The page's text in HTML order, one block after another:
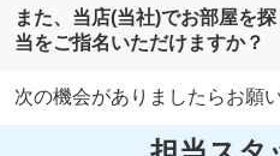
また、当店(当社)でお部屋を
当をご指名いただけますか？
次の機会がありましたらお願